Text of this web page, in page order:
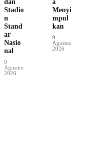
dan
Stadio
n
Stand
ar
Nasio
nal
9
Agustus
2026
a
Menyi
mpul
kan
9
Agustus
2026